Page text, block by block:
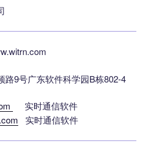
路9号广东软件科学园B栋802-4
实时通信软件
实时通信软件